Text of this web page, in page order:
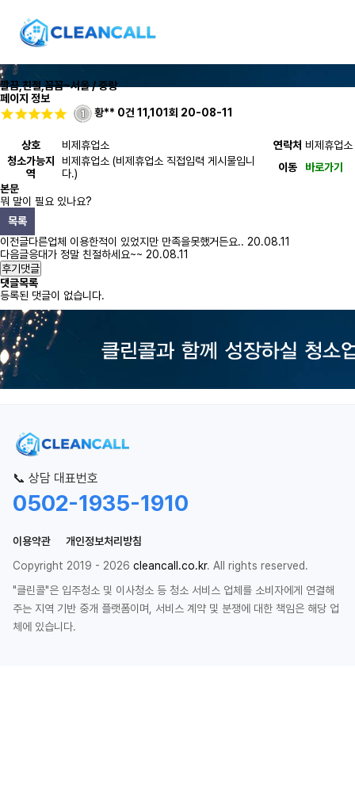
깔끔,친절,꼼꼼~서울 / 중랑
페이지 정보
황** 0건 11,101회 20-08-11
상호 비제휴업소 연락처 비제휴업소
청소가능지
역
비제휴업소 (비제휴업소 직접입력 게시물입니
다.)
이동
바로가기
본문
뭐 말이 필요 있나요?
목록
이전글다른업체 이용한적이 있었지만 만족을못했거든요.. 20.08.11
다음글응대가 정말 친절하세요~~ 20.08.11
후기댓글
댓글목록
등록된 댓글이 없습니다.
📞 상담 대표번호
0502-1935-1910
이용약관
개인정보처리방침
Copyright 2019 - 2026 cleancall.co.kr. All rights reserved.
"클린콜"은 입주청소 및 이사청소 등 청소 서비스 업체를 소비자에게 연결해
주는 지역 기반 중개 플랫폼이며, 서비스 계약 및 분쟁에 대한 책임은 해당 업
체에 있습니다.